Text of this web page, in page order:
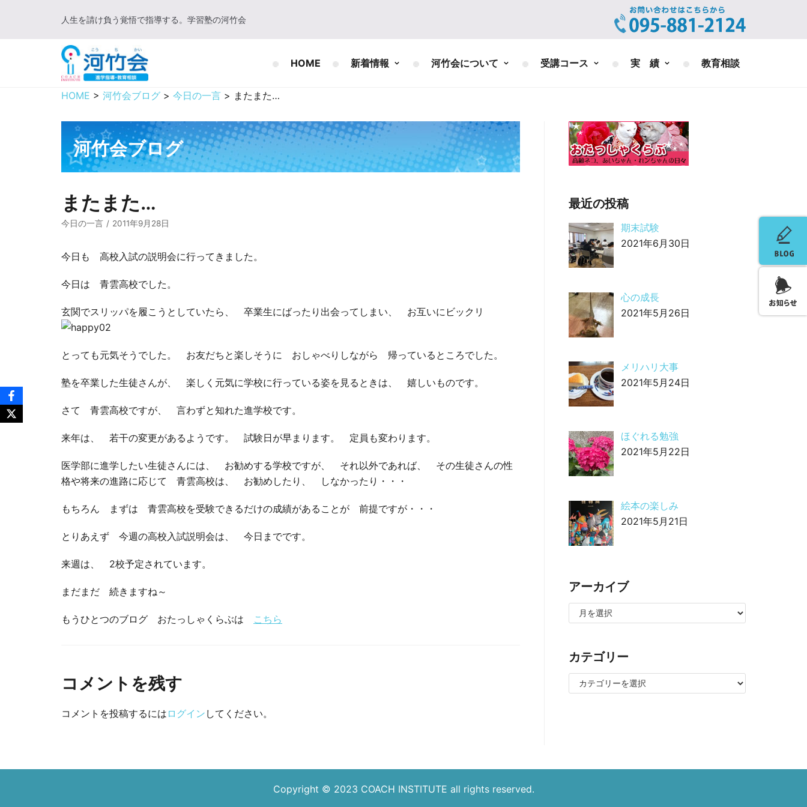
人生を請け負う覚悟で指導する。学習塾の河竹会
HOME 新着情報 河竹会について 受講コース 実 績 教育相談
HOME > 河竹会ブログ > 今日の一言 > またまた…
河竹会ブログ
またまた…
今日の一言 2011年9月28日
今日も 高校入試の説明会に行ってきました。
今日は 青雲高校でした。
玄関でスリッパを履こうとしていたら、 卒業生にばったり出会ってしまい、 お互いにビックリ
とっても元気そうでした。 お友だちと楽しそうに おしゃべりしながら 帰っているところでした。
塾を卒業した生徒さんが、 楽しく元気に学校に行っている姿を見るときは、 嬉しいものです。
さて 青雲高校ですが、 言わずと知れた進学校です。
来年は、 若干の変更があるようです。 試験日が早まります。 定員も変わります。
医学部に進学したい生徒さんには、 お勧めする学校ですが、 それ以外であれば、 その生徒さんの性
格や将来の進路に応じて 青雲高校は、 お勧めしたり、 しなかったり・・・
もちろん まずは 青雲高校を受験できるだけの成績があることが 前提ですが・・・
とりあえず 今週の高校入試説明会は、 今日までです。
来週は、 2校予定されています。
まだまだ 続きますね～
もうひとつのブログ おたっしゃくらぶは こちら
コメントを残す
コメントを投稿するには ログイン してください。
最近の投稿
期末試験
2021年6月30日
心の成長
2021年5月26日
メリハリ大事
2021年5月24日
ほぐれる勉強
2021年5月22日
絵本の楽しみ
2021年5月21日
アーカイブ
カテゴリー
Copyright © 2023 COACH INSTITUTE all rights reserved.